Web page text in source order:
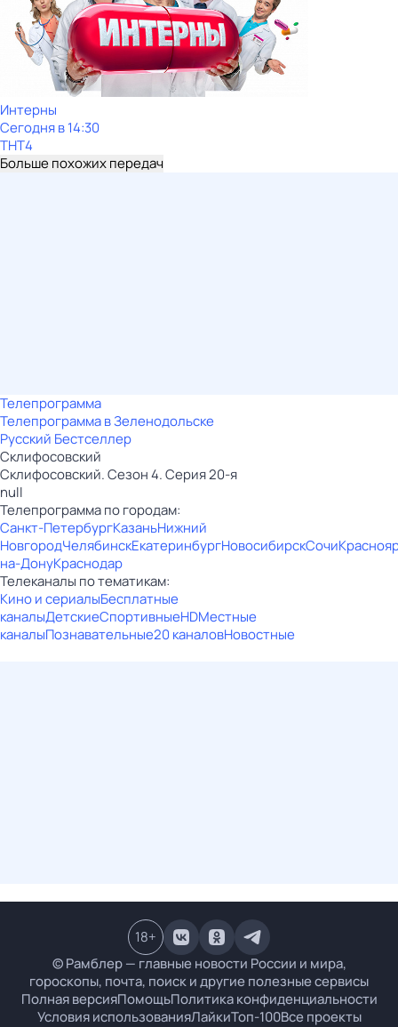
Интерны
Сегодня в 14:30
ТНТ4
Больше похожих передач
Телепрограмма
Телепрограмма в Зеленодольске
Русский Бестселлер
Склифосовский
Склифосовский. Сезон 4. Серия 20-я
null
Телепрограмма по городам:
Санкт-ПетербургКазаньНижний
НовгородЧелябинскЕкатеринбургНовосибирскСочи
на-ДонуКраснодар
Телеканалы по тематикам:
Кино и сериалыБесплатные
каналыДетскиеСпортивныеHDМестные
каналыПознавательные20 каналовНовостные
© Рамблер — главные новости России и мира,
гороскопы, почта, поиск и другие полезные сервисы
Полная версияПомощьПолитика конфиденциальности
Условия использованияЛайкиТоп-100Все проекты
18+